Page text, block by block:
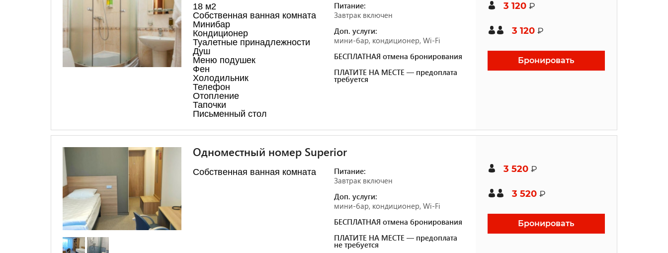
18 м2
Собственная ванная комната
Минибар
Кондиционер
Туалетные принадлежности
Душ
Меню подушек
Фен
Холодильник
Телефон
Отопление
Тапочки
Письменный стол
Питание:
Завтрак включен
Доп. услуги:
мини-бар, кондиционер, Wi-Fi
БЕСПЛАТНАЯ отмена бронирования
ПЛАТИТЕ НА МЕСТЕ — предоплата
требуется
3 120 ₽
3 120 ₽
Бронировать
Одноместный номер Superior
Собственная ванная комната
Питание:
Завтрак включен
Доп. услуги:
мини-бар, кондиционер, Wi-Fi
БЕСПЛАТНАЯ отмена бронирования
ПЛАТИТЕ НА МЕСТЕ — предоплата
не требуется
3 520 ₽
3 520 ₽
Бронировать